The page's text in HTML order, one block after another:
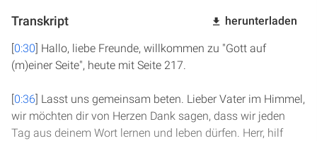
Transkript herunterladen
[0:30] Hallo, liebe Freunde, willkommen zu "Gott auf
(m)einer Seite", heute mit Seite 217.
[0:36] Lasst uns gemeinsam beten. Lieber Vater im Himmel,
wir möchten dir von Herzen Dank sagen, dass wir jeden
Tag aus deinem Wort lernen und leben dürfen. Herr, hilf